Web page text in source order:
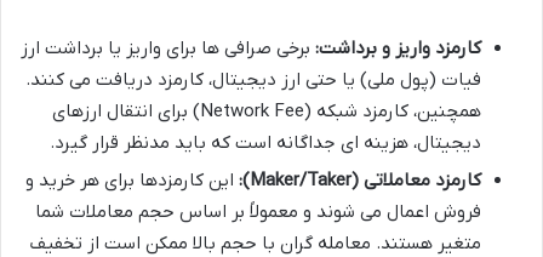
کارمزد واریز و برداشت: برخی صرافی ها برای واریز یا برداشت ارز
فیات (پول ملی) یا حتی ارز دیجیتال، کارمزد دریافت می کنند.
همچنین، کارمزد شبکه (Network Fee) برای انتقال ارزهای
دیجیتال، هزینه ای جداگانه است که باید مدنظر قرار گیرد.
کارمزد معاملاتی (Maker/Taker):
این کارمزدها برای هر خرید و
فروش اعمال می شوند و معمولاً بر اساس حجم معاملات شما
متغیر هستند. معامله گران با حجم بالا ممکن است از تخفیف